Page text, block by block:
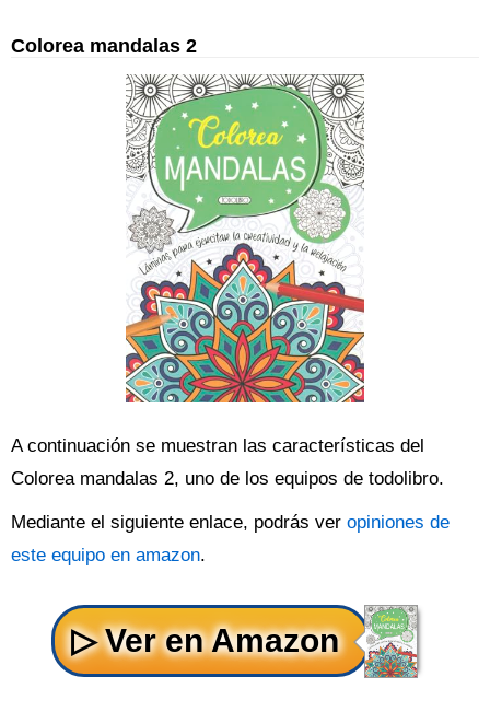
Colorea mandalas 2
A continuación se muestran las características del
Colorea mandalas 2, uno de los equipos de todolibro.
Mediante el siguiente enlace, podrás ver opiniones de
este equipo en amazon.